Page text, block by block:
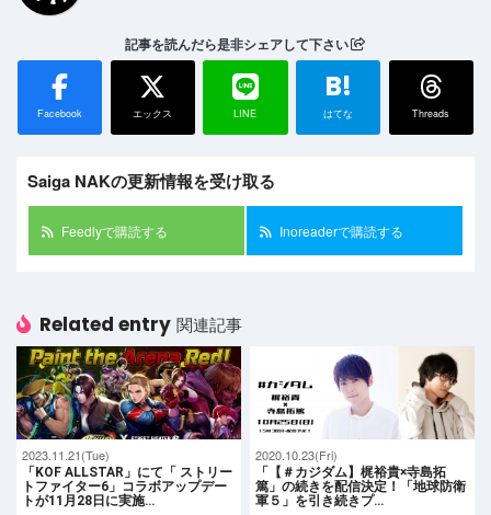
記事を読んだら是非シェアして下さい
Facebook エックス LINE
B!
はてな Threads
Saiga NAKの更新情報を受け取る
Feedlyで購読する Inoreaderで購読する
Related entry 関連記事
2023.11.21(Tue)
「KOF ALLSTAR」にて「 ストリー
トファイター6」コラボアップデー
トが11月28日に実施…
2020.10.23(Fri)
「【＃カジダム】梶裕貴×寺島拓
篤」の続きを配信決定！「地球防衛
軍５」を引き続きプ…